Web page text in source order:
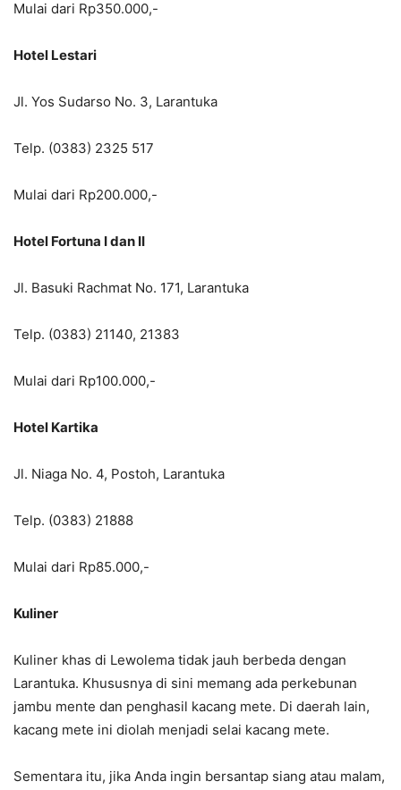
Mulai dari Rp350.000,-
Hotel Lestari
Jl. Yos Sudarso No. 3, Larantuka
Telp. (0383) 2325 517
Mulai dari Rp200.000,-
Hotel Fortuna I dan II
Jl. Basuki Rachmat No. 171, Larantuka
Telp. (0383) 21140, 21383
Mulai dari Rp100.000,-
Hotel Kartika
Jl. Niaga No. 4, Postoh, Larantuka
Telp. (0383) 21888
Mulai dari Rp85.000,-
Kuliner
Kuliner khas di Lewolema tidak jauh berbeda dengan
Larantuka. Khususnya di sini memang ada perkebunan
jambu mente dan penghasil kacang mete. Di daerah lain,
kacang mete ini diolah menjadi selai kacang mete.
Sementara itu, jika Anda ingin bersantap siang atau malam,